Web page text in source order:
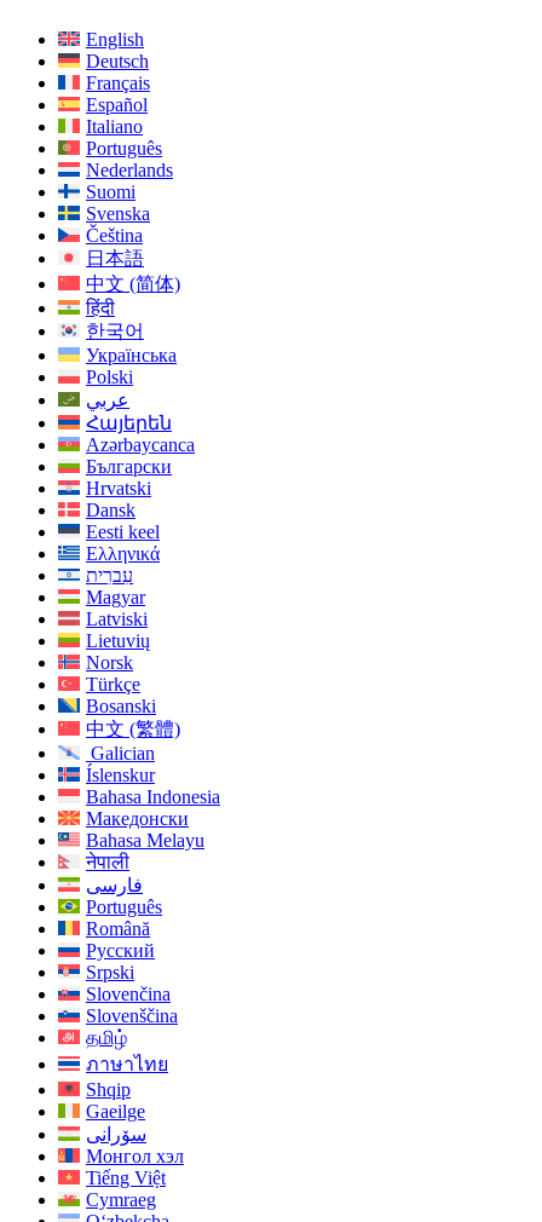
English
Deutsch
Français
Español
Italiano
Português
Nederlands
Suomi
Svenska
Čeština
日本語
中文 (简体)
हिंदी
한국어
Українська
Polski
عربي
Հայերեն
Azərbaycanca
Български
Hrvatski
Dansk
Eesti keel
Ελληνικά
עִברִית
Magyar
Latviski
Lietuvių
Norsk
Türkçe
Bosanski
中文 (繁體)
Galician
Íslenskur
Bahasa Indonesia
Македонски
Bahasa Melayu
नेपाली
فارسی
Português
Română
Русский
Srpski
Slovenčina
Slovenščina
தமிழ்
ภาษาไทย
Shqip
Gaeilge
سۆرانی
Монгол хэл
Tiếng Việt
Cymraeg